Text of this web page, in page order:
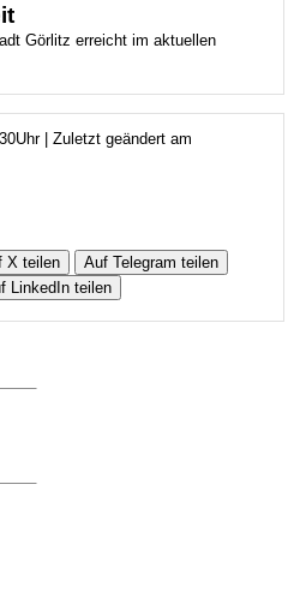
Görlitz erreicht im aktuellen
| Zuletzt geändert am
X teilen
Auf Telegram teilen
LinkedIn teilen